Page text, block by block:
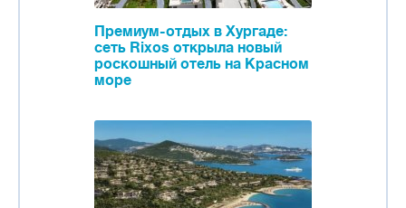
Премиум-отдых в Хургаде:
сеть Rixos открыла новый
роскошный отель на Красном
море